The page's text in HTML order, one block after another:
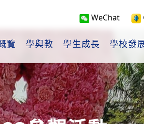
WeChat
覽 學與教 學生成長 學校發